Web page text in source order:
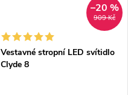
909 Kč
–20 %
Vestavné stropní LED svítidlo
Clyde 8